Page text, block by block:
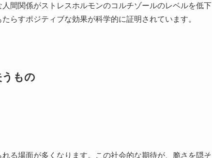
間関係がストレスホルモンのコルチゾールのレベルを低下
らすポジティブな効果が科学的に証明されています。
もの
る場面が多くなります。この社会的な期待が、脆さを隠そ